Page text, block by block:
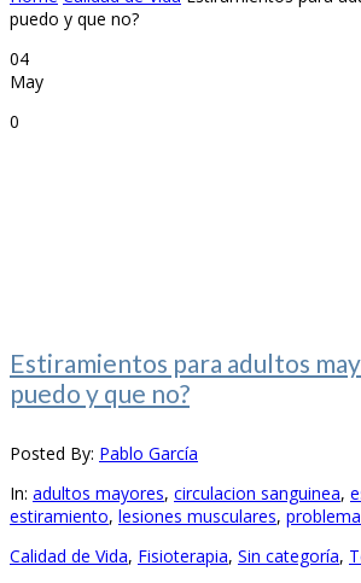
puedo y que no?
04
May
0
Estiramientos para adultos
puedo y que no?
Posted By: Pablo García
In: adultos mayores, circulacion sanguinea,
estiramiento, lesiones musculares,
Calidad de Vida, Fisioterapia, Sin categoría,